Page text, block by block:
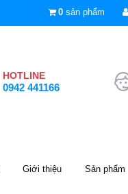
0 sản phẩm
HOTLINE
0942 441166
Giới thiệu Sản phẩm